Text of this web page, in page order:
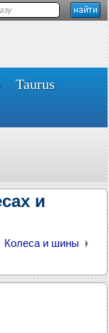
Taurus
и
Колеса и шины